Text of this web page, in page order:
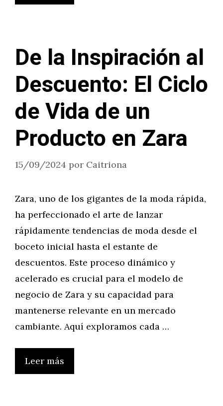
De la Inspiración al
Descuento: El Ciclo
de Vida de un
Producto en Zara
15/09/2024 por Caitriona
Zara, uno de los gigantes de la moda rápida,
ha perfeccionado el arte de lanzar
rápidamente tendencias de moda desde el
boceto inicial hasta el estante de
descuentos. Este proceso dinámico y
acelerado es crucial para el modelo de
negocio de Zara y su capacidad para
mantenerse relevante en un mercado
cambiante. Aquí exploramos cada …
Leer más